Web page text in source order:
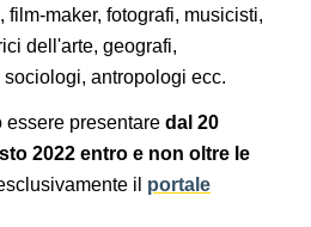
film-maker, fotografi, musicisti,
dell'arte, geografi,
antropologi ecc.
essere presentare dal 20
2022 entro e non oltre le
il portale